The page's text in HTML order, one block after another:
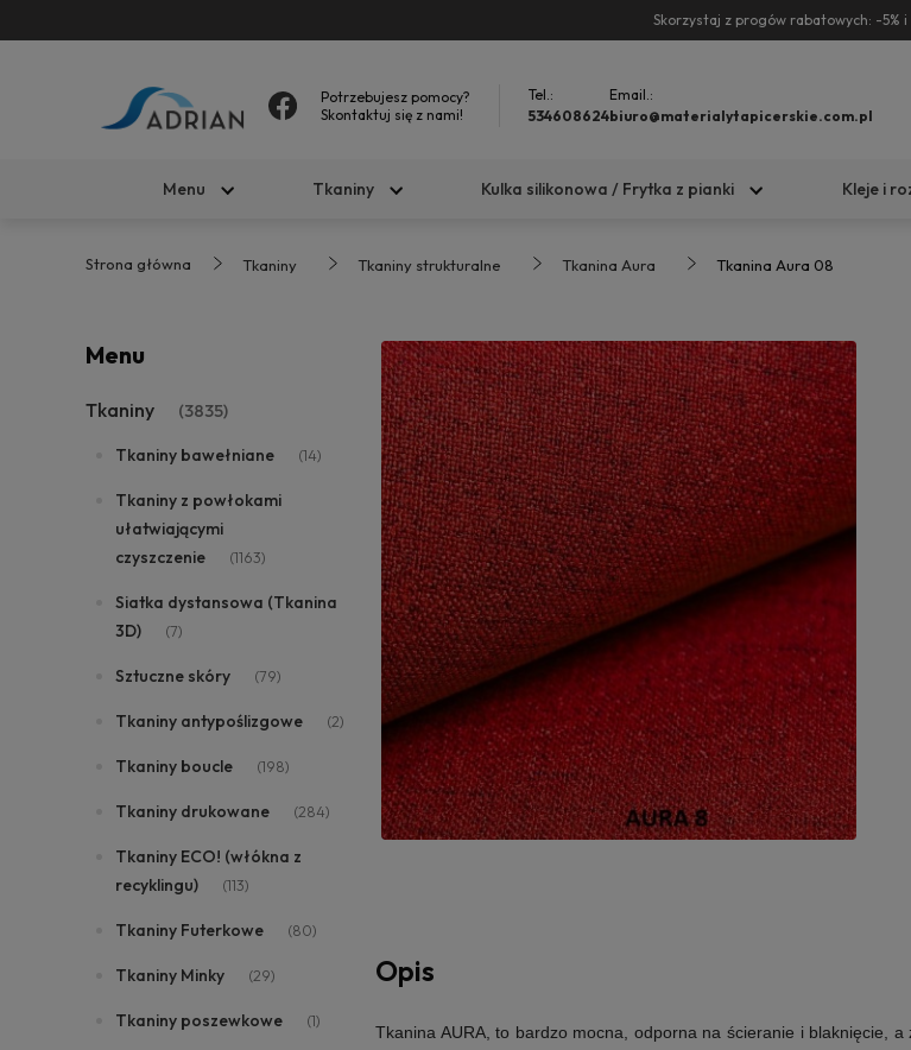
Skorzystaj z progów rabatowych: -5% i
Potrzebujesz pomocy?
Skontaktuj się z nami!
Tel.:
534608624
Email.:
biuro@materialytapicerskie.com.pl
Menu Tkaniny Kulka silikonowa / Frytka z pianki Kleje i
Strona główna Tkaniny Tkaniny strukturalne Tkanina Aura Tkanina Aura 08
Menu
Tkaniny (3835)
Tkaniny bawełniane (14)
Tkaniny z powłokami
ułatwiającymi
czyszczenie
(1163)
Siatka dystansowa (Tkanina
3D)
(7)
Sztuczne skóry (79)
Tkaniny antypoślizgowe (2)
Tkaniny boucle (198)
Tkaniny drukowane (284)
Tkaniny ECO! (włókna z
recyklingu)
(113)
Tkaniny Futerkowe (80)
Tkaniny Minky (29)
Tkaniny poszewkowe (1)
Opis
Tkanina AURA,to bardzo mocna, odporna na ścieranie i blaknięcie,